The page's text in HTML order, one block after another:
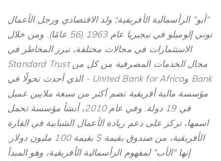
"أبو" الرأسمالية الأفريقية؛ ولد الاقتصادي ورجل الأعمال
توني إلوميلو في نيجيريا عام 1963 (56 عامًا). ومن خلال
الاستثمارات في مجالات مختلفة، تبرز المخاطر في
مجال الخدمات المصرفية من كل من Standard Trust
Bank وUnited Bank for Africa - الذي أحدث تحولًا في
مؤسسة مالية أفريقية تضم أكثر من سبعة ملايين عميل
في 19 دولة. وفي عام 2010، أنشأ مؤسسة تحمل
اسمها، تركز على دعم ريادة الأعمال الشبابية في القارة
الأفريقية، من صندوق بقيمة $ بقيمة 100 مليون دولار.
إنها "الأب" لمفهوم الرأسمالية الأفريقية، وهو المبدأ